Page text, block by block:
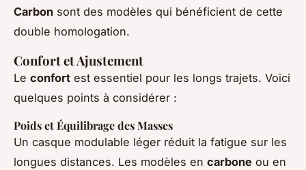
Carbon sont des modèles qui bénéficient de cette
double homologation.
Confort et Ajustement
Le confort est essentiel pour les longs trajets. Voici
quelques points à considérer :
Poids et Équilibrage des Masses
Un casque modulable léger réduit la fatigue sur les
longues distances. Les modèles en carbone ou en